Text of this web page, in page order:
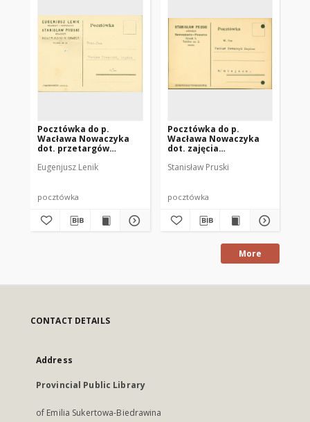
Pocztówka do p.
Wacława Nowaczyka
dot. przetargów
Eugenjusz Lenik
pocztówka
Pocztówka do p.
Wacława Nowaczyka
dot. zajęcia
komornika
Stanisław Pruski
pocztówka
More
CONTACT DETAILS
Address
Provincial Public Library
of Emilia Sukertowa-Biedrawina